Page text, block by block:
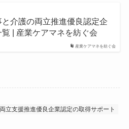
産業ケアマネを紡ぐ会
と介護の両立推進優良認定企
覧 | 産業ケアマネを紡ぐ会
両立支援推進優良企業認定の取得サポート